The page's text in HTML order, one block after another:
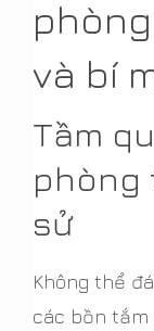
và bí
Tầm
phòng
sử
Không thể
các bồn tắm